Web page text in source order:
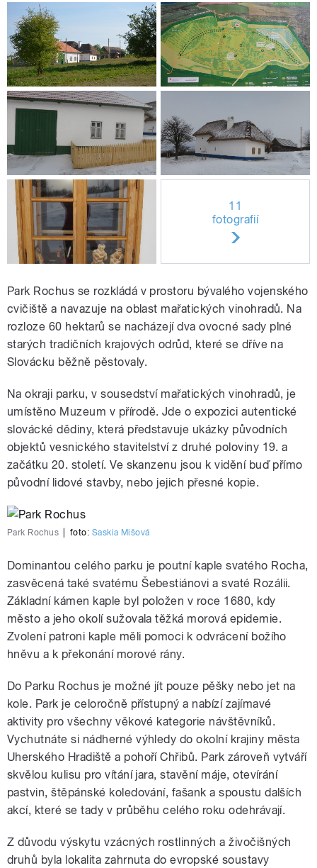
11
fotografií
Park Rochus se rozkládá v prostoru bývalého vojenského
cvičiště a navazuje na oblast mařatických vinohradů. Na
rozloze 60 hektarů se nacházejí dva ovocné sady plné
starých tradičních krajových odrůd, které se dříve na
Slovácku běžně pěstovaly.
Na okraji parku, v sousedství mařatických vinohradů, je
umístěno Muzeum v přírodě. Jde o expozici autentické
slovácké dědiny, která představuje ukázky původních
objektů vesnického stavitelství z druhé poloviny 19. a
začátku 20. století. Ve skanzenu jsou k vidění buď přímo
původní lidové stavby, nebo jejich přesné kopie.
Park Rochus foto: Saskia Mišová
Dominantou celého parku je poutní kaple svatého Rocha,
zasvěcená také svatému Šebestiánovi a svaté Rozálii.
Základní kámen kaple byl položen v roce 1680, kdy
město a jeho okolí sužovala těžká morová epidemie.
Zvolení patroni kaple měli pomoci k odvrácení božího
hněvu a k překonání morové rány.
Do Parku Rochus je možné jít pouze pěšky nebo jet na
kole. Park je celoročně přístupný a nabízí zajímavé
aktivity pro všechny věkové kategorie návštěvníků.
Vychutnáte si nádherné výhledy do okolní krajiny města
Uherského Hradiště a pohoří Chřibů. Park zároveň vytváří
skvělou kulisu pro vítání jara, stavění máje, otevírání
pastvin, štěpánské koledování, fašank a spoustu dalších
akcí, které se tady v průběhu celého roku odehrávají.
Z důvodu výskytu vzácných rostlinných a živočišných
druhů byla lokalita zahrnuta do evropské soustavy